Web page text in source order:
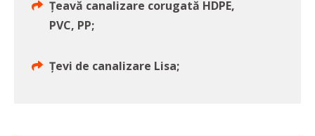
Țeavă canalizare corugată HDPE,
PVC, PP;
Țevi de canalizare Lisa;